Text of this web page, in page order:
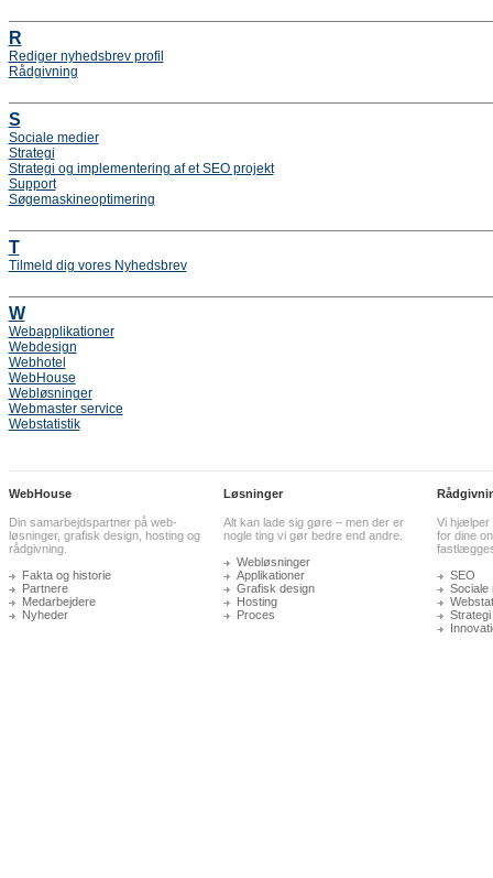
R
Rediger nyhedsbrev profil
Rådgivning
S
Sociale medier
Strategi
Strategi og implementering af et SEO projekt
Support
Søgemaskineoptimering
T
Tilmeld dig vores Nyhedsbrev
W
Webapplikationer
Webdesign
Webhotel
WebHouse
Webløsninger
Webmaster service
Webstatistik
WebHouse
Din samarbejdspartner på web-
løsninger, grafisk design, hosting og
rådgivning.
Fakta og historie
Partnere
Medarbejdere
Nyheder
Løsninger
Alt kan lade sig gøre – men der er
nogle ting vi gør bedre end andre.
Webløsninger
Applikationer
Grafisk design
Hosting
Proces
Vi hjælper
for dine
SEO
Sociale
Strategi